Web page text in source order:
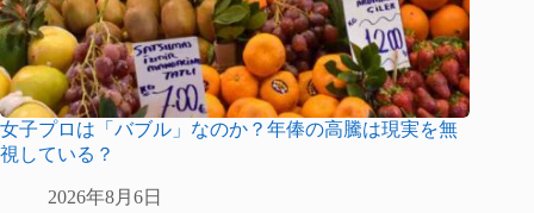
女子プロは「バブル」なのか？年俸の高騰は現実を無
視している？
2026年8月6日